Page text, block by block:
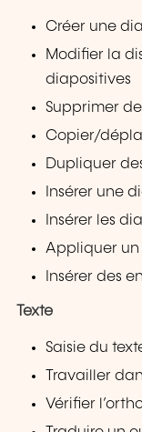
Créer une
Modifier la
diapositives
Supprimer
Copier/
Dupliquer
Insérer une
Insérer les
Appliquer
Insérer des
Texte
Saisie du
Travailler
Vérifier